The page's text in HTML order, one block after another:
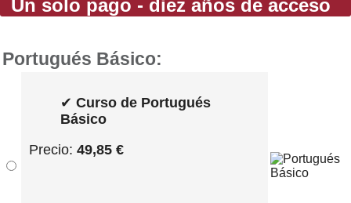
Un solo pago - diez años de acceso
Portugués Básico:
✔ Curso de Portugués
Básico
Precio: 49,85 €